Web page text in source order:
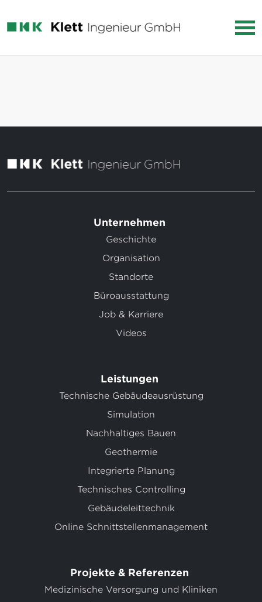
Unternehmen
Geschichte
Organisation
Standorte
Büroausstattung
Job & Karriere
Videos
Leistungen
Technische Gebäudeausrüstung
Simulation
Nachhaltiges Bauen
Geothermie
Integrierte Planung
Technisches Controlling
Gebäudeleittechnik
Online Schnittstellenmanagement
Projekte & Referenzen
Medizinische Versorgung und Kliniken